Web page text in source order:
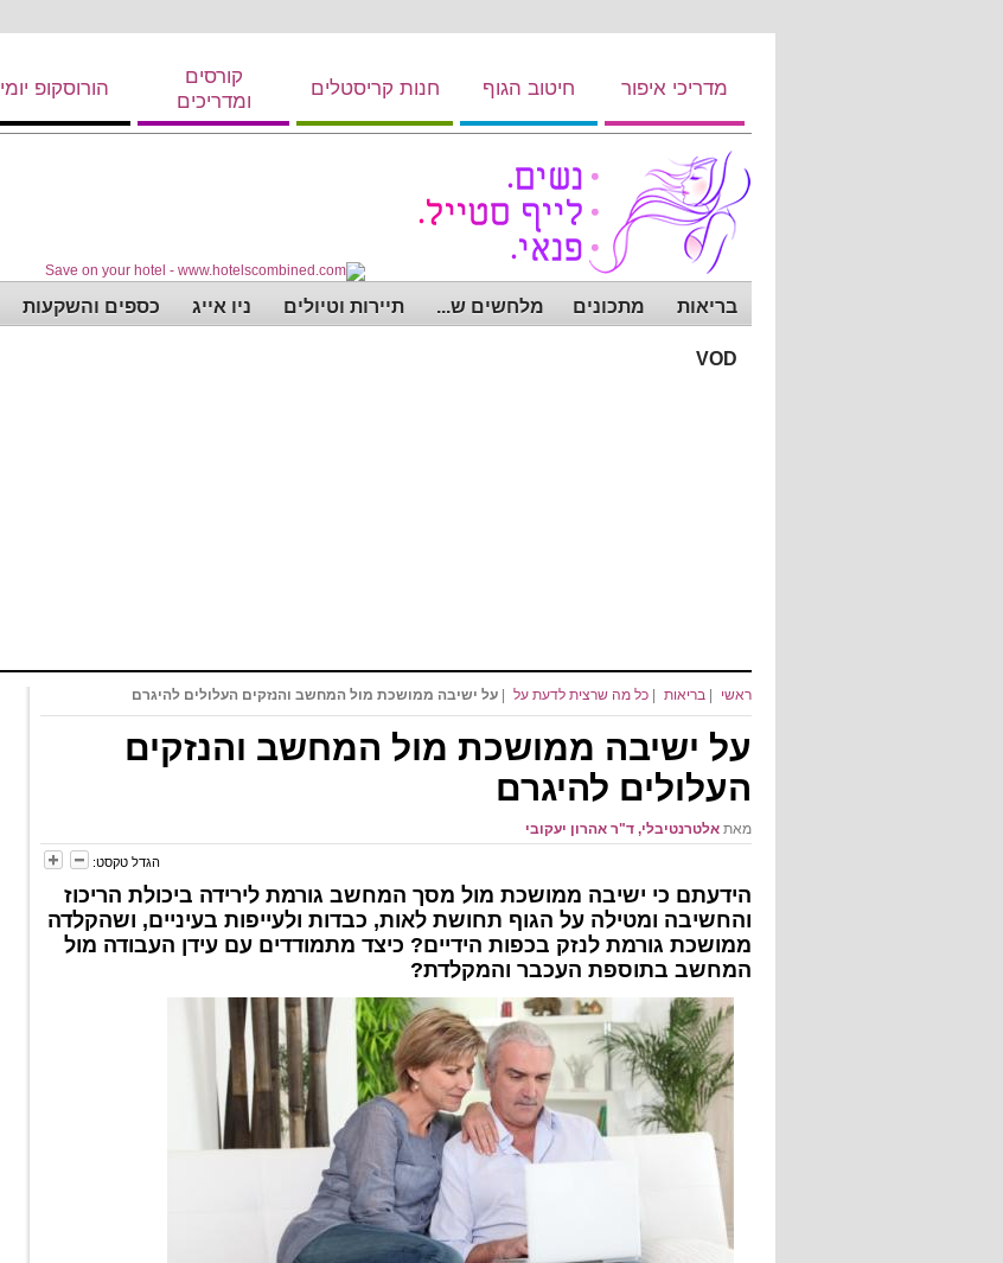
מדריכי איפור חיטוב הגוף חנות קריסטלים
קורסים
ומדריכים
הורוסקופ יומי
בריאות מתכונים מלחשים ש... תיירות וטיולים ניו אייג כספים והשקעות
VOD
ראשי בריאות כל מה שרצית לדעת על על ישיבה ממושכת מול המחשב והנזקים העלולים להיגרם
על ישיבה ממושכת מול המחשב והנזקים
העלולים להיגרם
מאת אלטרנטיבלי, ד"ר אהרון יעקובי
הגדל טקסט:
הידעתם כי ישיבה ממושכת מול מסך המחשב גורמת לירידה ביכולת הריכוז
והחשיבה ומטילה על הגוף תחושת לאות, כבדות ולעייפות בעיניים, ושהקלדה
ממושכת גורמת לנזק בכפות הידיים? כיצד מתמודדים עם עידן העבודה מול
המחשב בתוספת העכבר והמקלדת?